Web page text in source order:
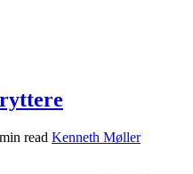
read Kenneth Møller